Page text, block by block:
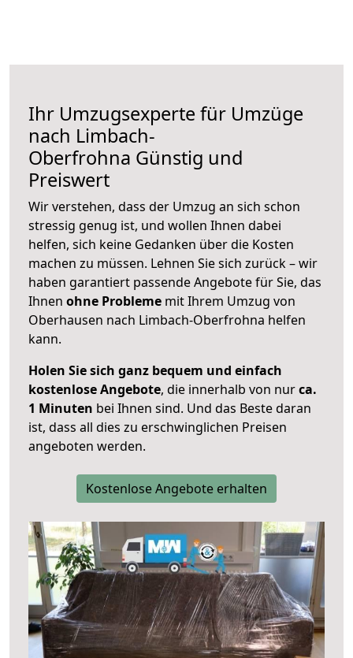
Ihr Umzugsexperte für Umzüge
nach Limbach-
Oberfrohna Günstig und
Preiswert
Wir verstehen, dass der Umzug an sich schon
stressig genug ist, und wollen Ihnen dabei
helfen, sich keine Gedanken über die Kosten
machen zu müssen. Lehnen Sie sich zurück – wir
haben garantiert passende Angebote für Sie, das
Ihnen ohne Probleme mit Ihrem Umzug von
Oberhausen nach Limbach-Oberfrohna helfen
kann.
Holen Sie sich ganz bequem und einfach
kostenlose Angebote, die innerhalb von nurca.
1 Minuten bei Ihnen sind. Und das Beste daran
ist, dass all dies zu erschwinglichen Preisen
angeboten werden.
Kostenlose Angebote erhalten